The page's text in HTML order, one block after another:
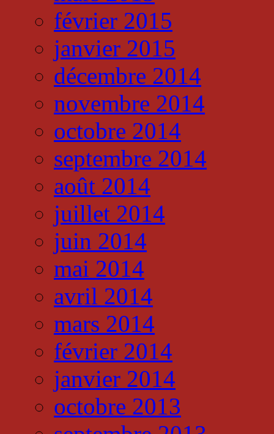
février 2015
janvier 2015
décembre 2014
novembre 2014
octobre 2014
septembre 2014
août 2014
juillet 2014
juin 2014
mai 2014
avril 2014
mars 2014
février 2014
janvier 2014
octobre 2013